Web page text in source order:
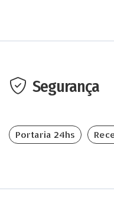
Segurança
Portaria 24hs